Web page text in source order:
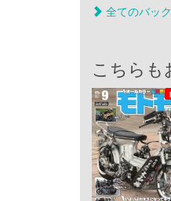
全てのバッ
こちらも